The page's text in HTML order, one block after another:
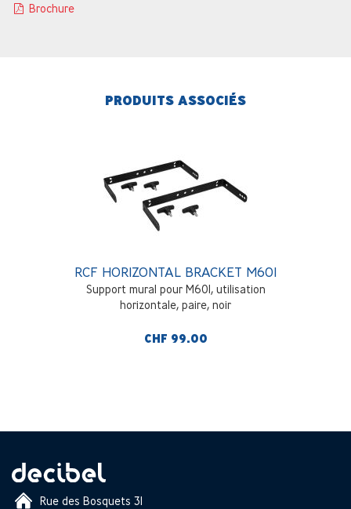
Brochure
PRODUITS ASSOCIÉS
RCF HORIZONTAL BRACKET M601
Support mural pour M601, utilisation
horizontale, paire, noir
CHF 99.00
Rue des Bosquets 31